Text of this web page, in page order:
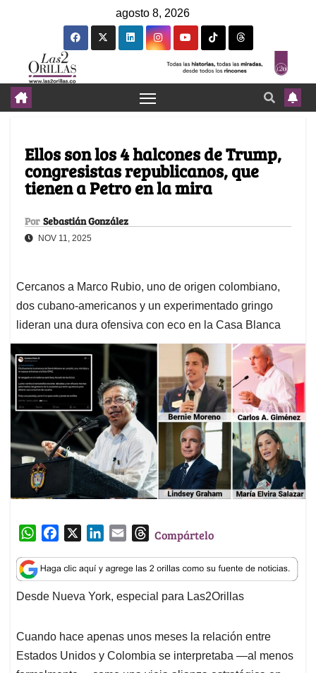
agosto 8, 2026
Ellos son los 4 halcones de Trump,
congresistas republicanos, que
tienen a Petro en la mira
Por Sebastián González
NOV 11, 2025
Cercanos a Marco Rubio, uno de origen colombiano,
dos cubano-americanos y un experimentado gringo
lideran una dura ofensiva con eco en la Casa Blanca
W
a
t
s
p
p
c
e
b
o
k
n
k
e
I
n
a
i
l
T
r
e
a
s
Compártelo
Desde Nueva York, especial para Las2Orillas
Cuando hace apenas unos meses la relación entre
Estados Unidos y Colombia se interpretaba —al menos